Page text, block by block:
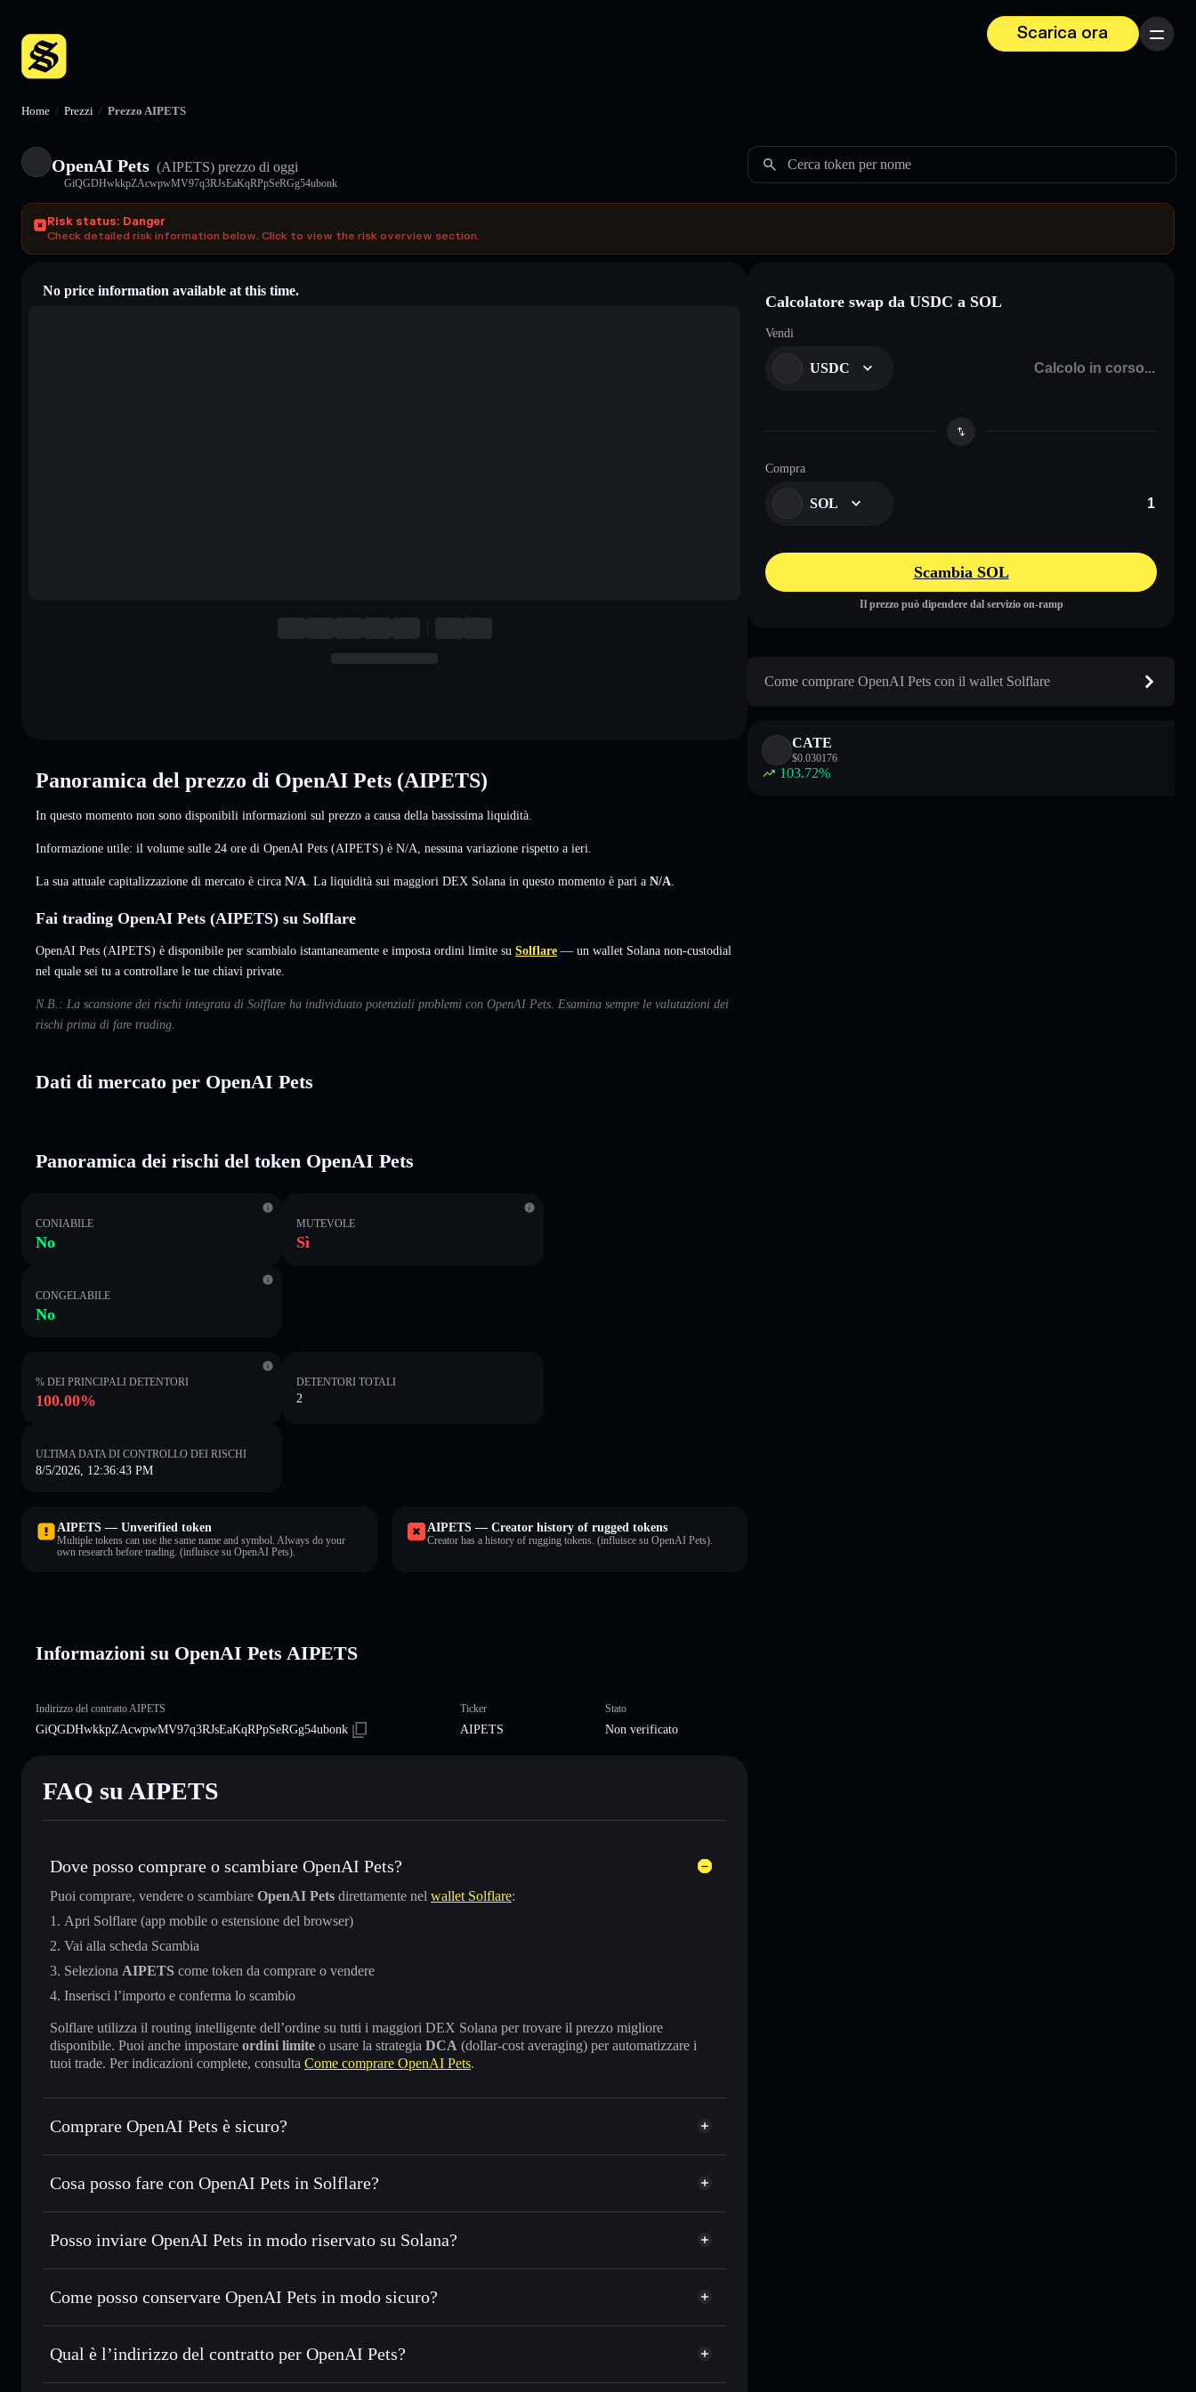
Scarica ora
Menu
Home / Prezzi / Prezzo AIPETS
OpenAI Pets (AIPETS) prezzo di oggi
GiQGDHwkkpZAcwpwMV97q3RJsEaKqRPpSeRGg54ubonk
Cerca token per nome
Risk status: Danger
Check detailed risk information below. Click to view the risk overview section.
No price information available at this time.
Panoramica del prezzo di OpenAI Pets (AIPETS)
In questo momento non sono disponibili informazioni sul prezzo a causa della bassissima liquidità.
Informazione utile: il volume sulle 24 ore di OpenAI Pets (AIPETS) è N/A nessuna variazione rispetto a ieri.
La sua attuale capitalizzazione di mercato è circa N/A . La liquidità sui maggiori DEX Solana in questo momento è pari a N/A
Fai trading OpenAI Pets (AIPETS) su Solflare
OpenAI Pets (AIPETS) è disponibile per scambialo istantaneamente e imposta ordini limite su Solflare — un wallet Solana non-custodial
nel quale sei tu a controllare le tue chiavi private.
N.B.: La scansione dei rischi integrata di Solflare ha individuato potenziali problemi con OpenAI Pets. Esamina sempre le valutazioni dei
rischi prima di fare trading.
Dati di mercato per OpenAI Pets
Panoramica dei rischi del token OpenAI Pets
CONIABILE
No
MUTEVOLE
Sì
CONGELABILE
No
% DEI PRINCIPALI DETENTORI
100.00%
DETENTORI TOTALI
2
ULTIMA DATA DI CONTROLLO DEI RISCHI
8/5/2026, 12:36:43 PM
AIPETS — Unverified token
Multiple tokens can use the same name and symbol. Always do your
own research before trading. (influisce su OpenAI Pets).
AIPETS — Creator history of rugged tokens
Creator has a history of rugging tokens. (influisce su OpenAI Pets).
Informazioni su OpenAI Pets AIPETS
Indirizzo del contratto AIPETS
GiQGDHwkkpZAcwpwMV97q3RJsEaKqRPpSeRGg54ubonk
Ticker
AIPETS
Stato
Non verificato
FAQ su AIPETS
Dove posso comprare o scambiare OpenAI Pets?
Puoi comprare, vendere o scambiare OpenAI Pets direttamente nel wallet Solflare:
Apri Solflare (app mobile o estensione del browser)
Vai alla scheda Scambia
Seleziona AIPETS come token da comprare o vendere
Inserisci l’importo e conferma lo scambio
Solflare utilizza il routing intelligente dell’ordine su tutti i maggiori DEX Solana per trovare il prezzo migliore
disponibile. Puoi anche impostare ordini limite o usare la strategia DCA (dollar-cost averaging) per automatizzare i
tuoi trade. Per indicazioni complete, consulta Come comprare OpenAI Pets.
Comprare OpenAI Pets è sicuro?
OpenAI Pets non è verificato
Cosa posso fare con OpenAI Pets in Solflare?
OpenAI Pets
wallet Solflare
Scambiare istantaneamente— scambia AIPETS in SOL, USDC o in migliaia di altri token Solana al prezzo
Usare il DCA— applica la strategia dollar-cost average su AIPETS nel tempo
Inviare in modo riservato— trasferisci AIPETS senza collegare pubblicamente i wallet usando l’Aggregatore di
privacy incorporato di Solflare
Posso inviare OpenAI Pets in modo riservato su Solana?
Aggregatore di privacy
Come posso conservare OpenAI Pets in modo sicuro?
OpenAI Pets wallet non-custodial Solflare
Aggregatore di
privacy
Qual è l’indirizzo del contratto per OpenAI Pets?
OpenAI Pets
Calcolatore swap da USDC a SOL
Vendi
USDC
Compra
SOL
Scambia SOL
Il prezzo può dipendere dal servizio on-ramp
Come comprare OpenAI Pets con il wallet Solflare
CATE
$0.030176
103.72%